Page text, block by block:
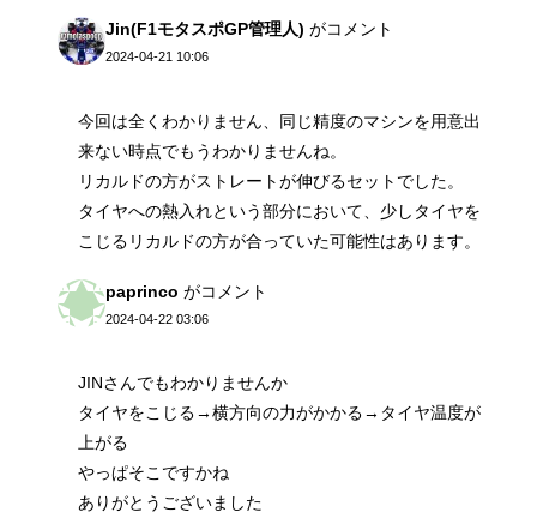
Jin(F1モタスポGP管理人) がコメント
2024-04-21 10:06
今回は全くわかりません、同じ精度のマシンを用意出
来ない時点でもうわかりませんね。
リカルドの方がストレートが伸びるセットでした。
タイヤへの熱入れという部分において、少しタイヤを
こじるリカルドの方が合っていた可能性はあります。
paprinco がコメント
2024-04-22 03:06
JINさんでもわかりませんか
タイヤをこじる→横方向の力がかかる→タイヤ温度が
上がる
やっぱそこですかね
ありがとうございました